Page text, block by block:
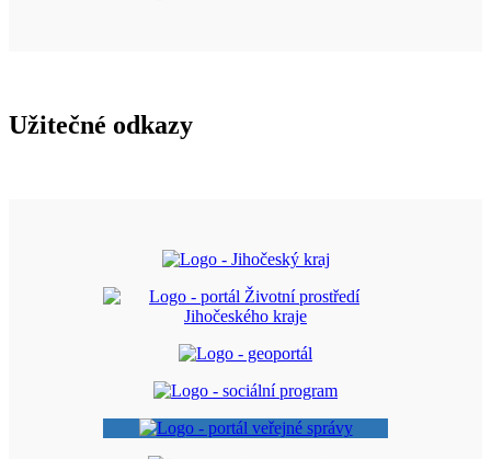
Užitečné odkazy